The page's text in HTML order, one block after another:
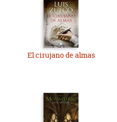
El cirujano de almas